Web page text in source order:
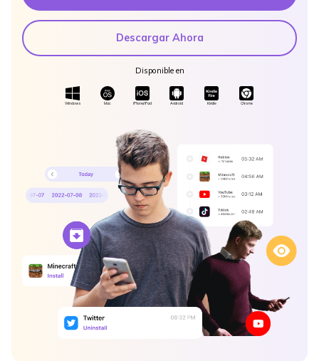
Guías Prácticas
Ver Más >
Ver Más >
Abre La App
Descargar Ahora
Disponible en
Windows Mac iPhone/iPad Android Kindle Chrome